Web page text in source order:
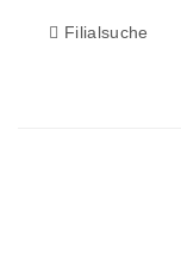
Filialsuche